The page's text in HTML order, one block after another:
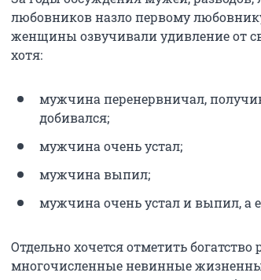
любовников назло первому
женщины озвучивали удивление от
хотя:
мужчина перенервничал, получив
добивался;
мужчина очень устал;
мужчина выпил;
мужчина очень устал и выпил, а
Отдельно хочется отметить
многочисленные невинные